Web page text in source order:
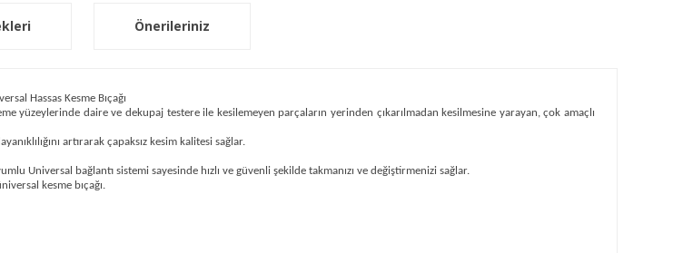
Önerileriniz
Hassas Kesme Bıçağı
yüzeylerinde daire ve dekupaj testere ile kesilemeyen parçaların yerinden çıkarılmadan kesilmesine yarayan, çok amaçlı
artırarak çapaksız kesim kalitesi sağlar.
Universal bağlantı sistemi sayesinde hızlı ve güvenli şekilde takmanızı ve değiştirmenizi sağlar.
kesme bıçağı.